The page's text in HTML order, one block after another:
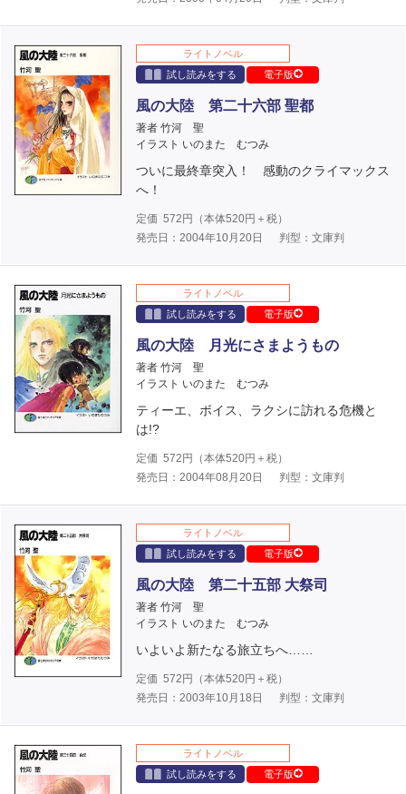
ライトノベル
試し読みをする
電子版
風の大陸 第二十六部 聖都
著者 竹河 聖
イラスト いのまた むつみ
ついに最終章突入！ 感動のクライマックス
へ！
定価 572 円（本体520円＋税）
発売日：2004年10月20日
判型：文庫判
ライトノベル
試し読みをする
電子版
風の大陸 月光にさまようもの
著者 竹河 聖
イラスト いのまた むつみ
ティーエ、ボイス、ラクシに訪れる危機と
は!?
定価 572 円（本体520円＋税）
発売日：2004年08月20日
判型：文庫判
ライトノベル
試し読みをする
電子版
風の大陸 第二十五部 大祭司
著者 竹河 聖
イラスト いのまた むつみ
いよいよ新たなる旅立ちへ……
定価 572 円（本体520円＋税）
発売日：2003年10月18日
判型：文庫判
ライトノベル
試し読みをする
電子版